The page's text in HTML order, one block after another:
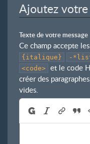
Ajoutez
Texte de votre message
Ce champ accepte
{italique}
-
<code>
et le code
créer des
vides.